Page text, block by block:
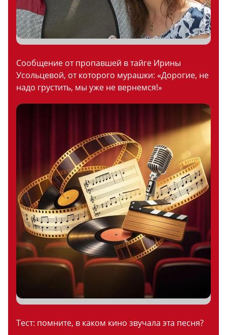
Сообщение от пропавшей в тайге Ирины
Усольцевой, от которого мурашки: «Дорогие, не
надо грустить, мы уже не вернемся!»
Тест: помните, в каком кино звучала эта песня?